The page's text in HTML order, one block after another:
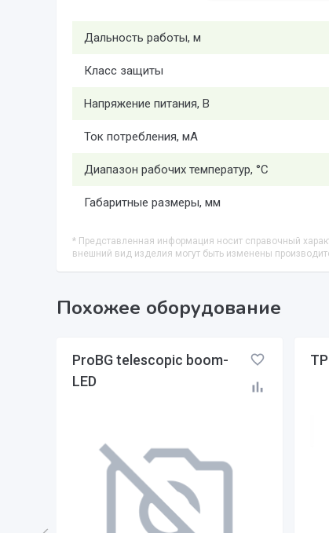
Дальность работы, м
Класс защиты
Напряжение питания, В
Ток потребления, мА
Диапазон рабочих температур, °C
Габаритные размеры, мм
* Представленная информация носит справочный
внешний вид изделия могут быть изменены
Похожее оборудование
ProBG telescopic boom-
LED